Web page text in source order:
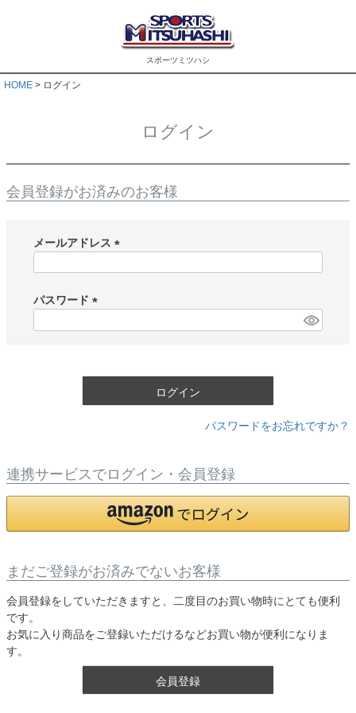
スポーツミツハシ
HOME ログイン
ログイン
会員登録がお済みのお客様
メールアドレス
)
パスワード
ログイン
パスワードをお忘れですか？
連携サービスでログイン・会員登録
まだご登録がお済みでないお客様
会員登録をしていただきますと、二度目のお買い物時にとても便利
です。
お気に入り商品をご登録いただけるなどお買い物が便利になりま
す。
会員登録